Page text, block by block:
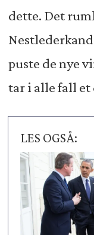
dette. Det
puste de nye
tar i alle fall et
LES OGSÅ: